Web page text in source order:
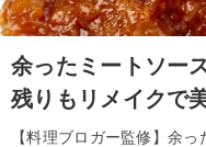
余ったミートソー
残りもリメイクで
【料理ブロガー監修】余